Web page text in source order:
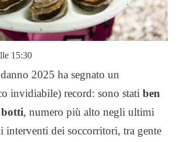
15:30
2025 ha segnato un
invidiabile) record: sono stati ben
, numero più alto negli ultimi
interventi dei soccorritori, tra gente